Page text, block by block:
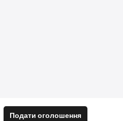
Подати оголошення